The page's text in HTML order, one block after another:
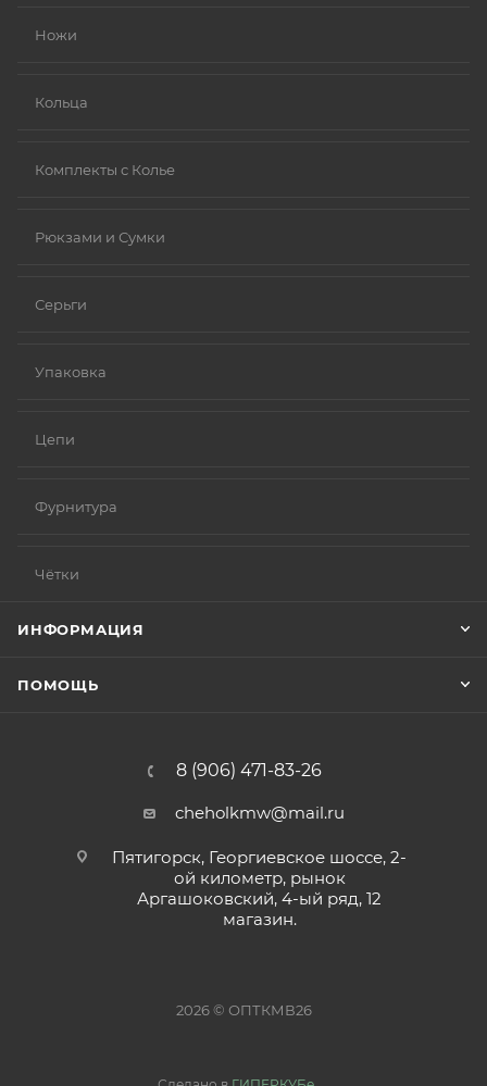
Ножи
Кольца
Комплекты с Колье
Рюкзами и Сумки
Серьги
Упаковка
Цепи
Фурнитура
Чётки
ИНФОРМАЦИЯ
ПОМОЩЬ
8 (906) 471-83-26
cheholkmw@mail.ru
Пятигорск, Георгиевское шоссе, 2-
ой километр, рынок
Аргашоковский, 4-ый ряд, 12
магазин.
2026 © ОПТКМВ26